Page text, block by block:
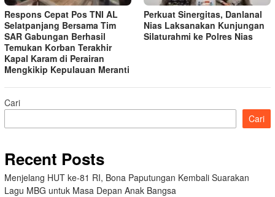
Respons Cepat Pos TNI AL
Selatpanjang Bersama Tim
SAR Gabungan Berhasil
Temukan Korban Terakhir
Kapal Karam di Perairan
Mengkikip Kepulauan Meranti
Perkuat Sinergitas, Danlanal
Nias Laksanakan Kunjungan
Silaturahmi ke Polres Nias
Cari
Cari
Recent Posts
Menjelang HUT ke-81 RI, Bona Paputungan Kembali Suarakan
Lagu MBG untuk Masa Depan Anak Bangsa